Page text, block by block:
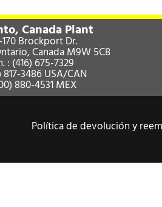
Canada Plant
Brockport Dr.
Canada M9W 5C8
: (416) 675-7329
3486USA/CAN
880-4531MEX
Política de devolución y